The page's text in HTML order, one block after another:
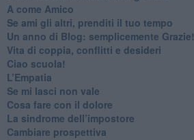
​A come Amico
​Se ami gli altri, prenditi il tuo tempo
​Un anno di Blog: semplicemente Grazie!
​Vita di coppia, conflitti e desideri
​Ciao scuola!
​L’Empatia
​Se mi lasci non vale
Cosa fare con il dolore
​La sindrome dell’impostore
​Cambiare prospettiva